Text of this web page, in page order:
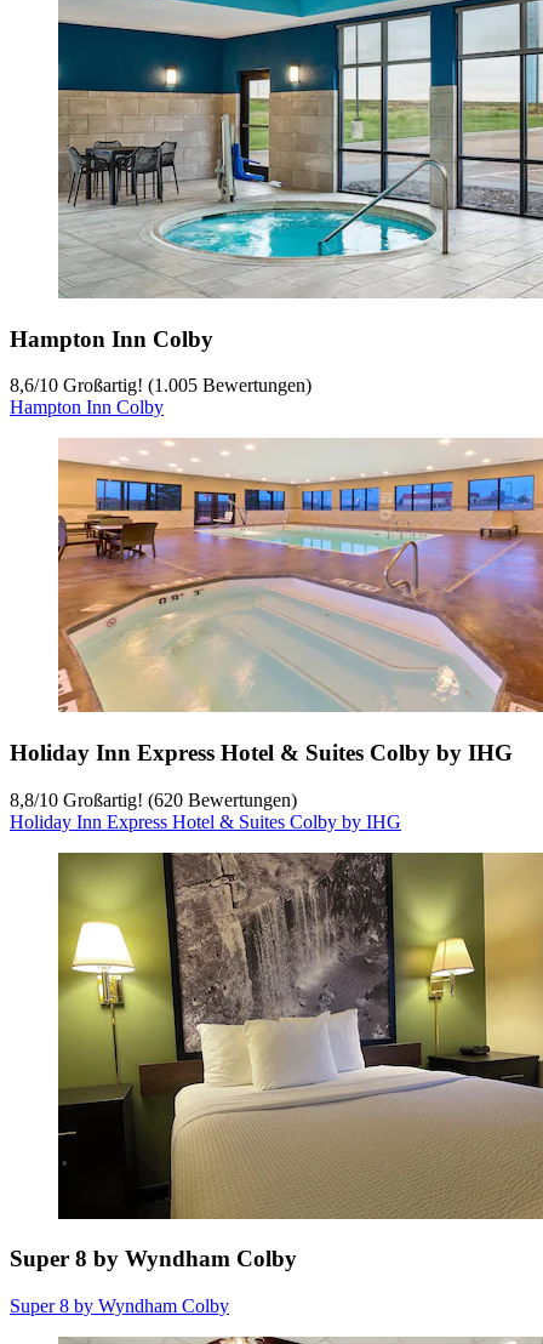
Hampton Inn Colby
8,6/10 Großartig! (1.005 Bewertungen)
Hampton Inn Colby
Holiday Inn Express Hotel & Suites Colby by IHG
8,8/10 Großartig! (620 Bewertungen)
Holiday Inn Express Hotel & Suites Colby by IHG
Super 8 by Wyndham Colby
Super 8 by Wyndham Colby